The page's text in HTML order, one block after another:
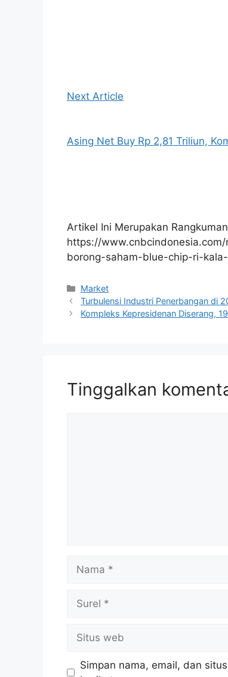
Next Article
Asing Net Buy Rp 2,81 Triliun,
Artikel Ini Merupakan
https://
borong-saham-blue-chip-ri-
Kategori
Market
Turbulensi Industri Penerbangan di
Kompleks Kepresidenan Diserang,
Tinggalkan
web
Simpan nama, email, dan